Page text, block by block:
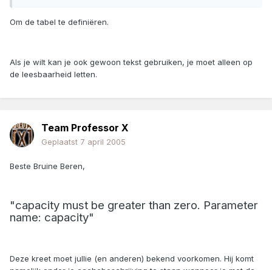
Om de tabel te definiëren.
Als je wilt kan je ook gewoon tekst gebruiken, je moet alleen op
de leesbaarheid letten.
Team Professor X
Geplaatst 7 april 2005
Beste Bruine Beren,
"capacity must be greater than zero. Parameter
name: capacity"
Deze kreet moet jullie (en anderen) bekend voorkomen. Hij komt